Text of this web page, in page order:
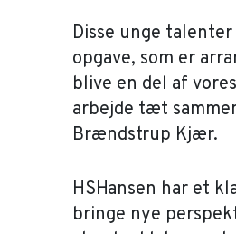
Disse unge
opgave, som er
blive en del af
arbejde tæt
Brændstrup Kjær.
HSHansen har et
bringe nye